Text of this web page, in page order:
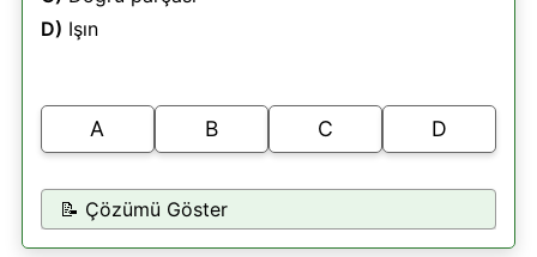
D) Işın
A B C D
📝 Çözümü Göster